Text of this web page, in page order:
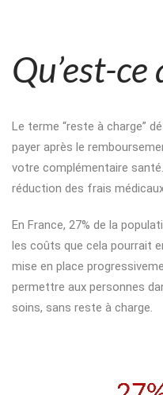
Qu’est-ce
Le terme “reste à charge”
payer après le
votre complémentaire
réduction des frais
En France, 27% de la
les coûts que cela pourrait
mise en place
permettre aux personnes
soins, sans reste à charge.